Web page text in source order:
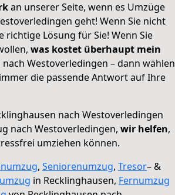
an unserer Seite, wenn es Umzüge
geht! Wenn Sie nicht
richtige Lösung für Sie! Wenn Sie
was kostet überhaupt mein
Westoverledingen – dann wählen
die passende Antwort auf Ihre
nach Westoverledingen
nach Westoverledingen, wir helfen,
umziehen können.
, Seniorenumzug, Tresor– &
in Recklinghausen, Fernumzug